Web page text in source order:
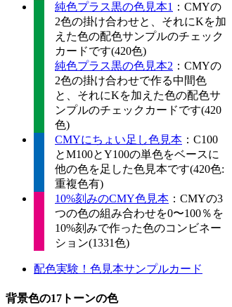
純色プラス黒の色見本1 ：CMYの
2色の掛け合わせと、それにKを加
えた色の配色サンプルのチェック
カードです(420色)
純色プラス黒の色見本2 ：CMYの
2色の掛け合わせで作る中間色
と、それにKを加えた色の配色サ
ンプルのチェックカードです(420
色)
CMYにちょい足し色見本 ：C100
とM100とY100の単色をベースに
他の色を足した色見本です(420色:
重複色有)
10%刻みのCMY色見本 ：CMYの3
つの色の組み合わせを0〜100％を
10%刻みで作った色のコンビネー
ション(1331色)
配色実験！色見本サンプルカード
背景色の17トーンの色